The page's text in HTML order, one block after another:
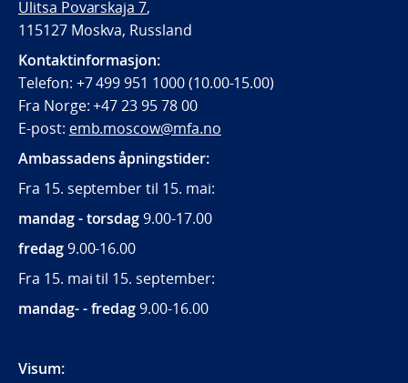
Ulitsa Povarskaja 7,
115127 Moskva, Russland
Kontaktinformasjon:
Telefon: +7 499 951 1000 (10.00-15.00)
Fra Norge: +47 23 95 78 00
E-post: emb.moscow@mfa.no
Ambassadens åpningstider:
Fra 15. september til 15. mai:
mandag - torsdag9.00-17.00
fredag9.00-16.00
Fra 15. mai til 15. september:
mandag- - fredag9.00-16.00
Visum: